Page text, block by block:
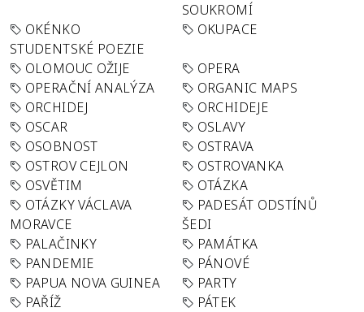
SOUKROMÍ
OKÉNKO
STUDENTSKÉ POEZIE
OKUPACE
OLOMOUC OŽIJE
OPERA
OPERAČNÍ ANALÝZA
ORGANIC MAPS
ORCHIDEJ
ORCHIDEJE
OSCAR
OSLAVY
OSOBNOST
OSTRAVA
OSTROV CEJLON
OSTROVANKA
OSVĚTIM
OTÁZKA
OTÁZKY VÁCLAVA
MORAVCE
PADESÁT ODSTÍNŮ
ŠEDI
PALAČINKY
PAMÁTKA
PANDEMIE
PÁNOVÉ
PAPUA NOVA GUINEA
PARTY
PAŘÍŽ
PÁTEK